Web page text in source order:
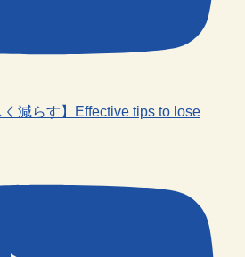
減らす】Effective tips to lose